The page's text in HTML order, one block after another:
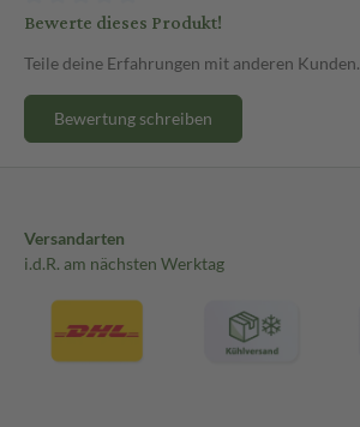
Bewerte dieses Produkt!
Teile deine Erfahrungen mit anderen Kunden.
Bewertung schreiben
Versandarten
i.d.R. am nächsten Werktag